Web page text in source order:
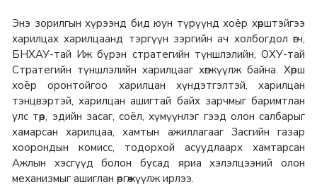
Энэ зорилгын хүрээнд бид юун түрүүнд хоёр хөрштэйгээ
харилцах харилцаанд тэргүүн зэргийн ач холбогдол өгч,
БНХАУ-тай Иж бүрэн стратегийн түншлэлийн, ОХУ-тай
Стратегийн түншлэлийн харилцааг хөгжүүлж байна. Хөрш
хоёр оронтойгоо харилцан хүндэтгэлтэй, харилцан
тэнцвэртэй, харилцан ашигтай байх зарчмыг баримтлан
улс төр, эдийн засаг, соёл, хүмүүнлэг гээд олон салбарыг
хамарсан харилцаа, хамтын ажиллагааг Засгийн газар
хоорондын комисс, тодорхой асуудлаарх хамтарсан
Ажлын хэсгүүд болон бусад яриа хэлэлцээний олон
механизмыг ашиглан өргөжүүлж ирлээ.